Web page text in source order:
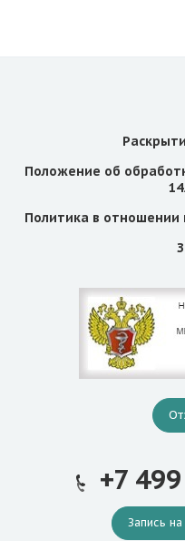
Положение об
Политика в отношении
+7
Запись